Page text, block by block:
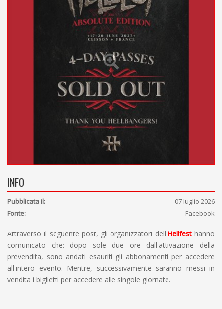
INFO
Pubblicata il:
07 luglio 2026
Fonte:
Facebook
Attraverso il seguente post, gli organizzatori dell'Hellfesthanno
comunicato che: dopo sole due ore dall'attivazione della
prevendita, sono andati esauriti gli abbonamenti per accedere
all'intero evento. Mentre, successivamente saranno messi in
vendita i biglietti per accedere alle singole giornate.